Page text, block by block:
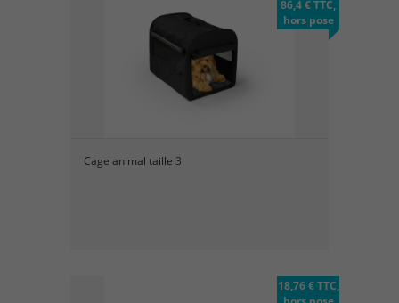
86,4 € TTC,
hors pose
Cage animal taille 3
18,76 € TTC,